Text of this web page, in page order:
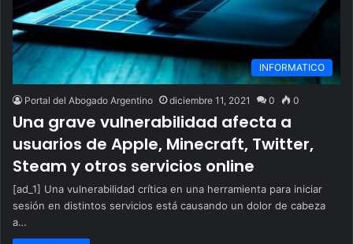
INFORMATICO
Portal del Abogado Argentino diciembre 11, 2021 0 0
Una grave vulnerabilidad afecta a
usuarios de Apple, Minecraft, Twitter,
Steam y otros servicios online
[ad_1] Una vulnerabilidad crítica en una herramienta para iniciar
sesión en distintos servicios está causando un dolor de cabeza
a…